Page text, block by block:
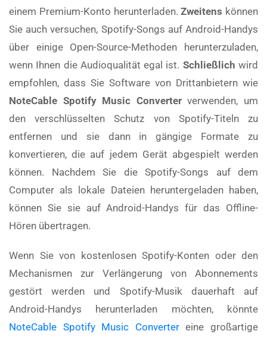
einem Premium-Konto herunterladen.Zweitens können
Sie auch versuchen, Spotify-Songs auf Android-Handys
über einige Open-Source-Methoden herunterzuladen,
wenn Ihnen die Audioqualität egal ist. Schließlich wird
empfohlen, dass Sie Software von Drittanbietern wie
NoteCable Spotify Music Converterverwenden, um
den verschlüsselten Schutz von Spotify-Titeln zu
entfernen und sie dann in gängige Formate zu
konvertieren, die auf jedem Gerät abgespielt werden
können. Nachdem Sie die Spotify-Songs auf dem
Computer als lokale Dateien heruntergeladen haben,
können Sie sie auf Android-Handys für das Offline-
Hören übertragen.
Wenn Sie von kostenlosen Spotify-Konten oder den
Mechanismen zur Verlängerung von Abonnements
gestört werden und Spotify-Musik dauerhaft auf
Android-Handys herunterladen möchten, könnte
NoteCable Spotify Music Convertereine großartige